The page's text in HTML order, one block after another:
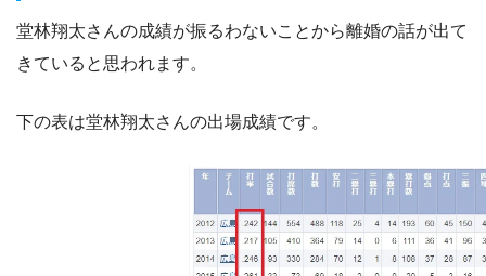
堂林翔太さんの成績が振るわないことから離婚の話が出て
きていると思われます。
下の表は堂林翔太さんの出場成績です。